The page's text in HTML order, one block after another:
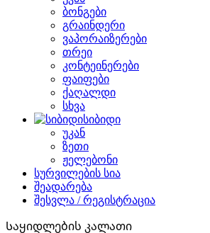
ბონგები
გრაინდერი
ვაპორაიზერები
თრეი
კონტეინერები
ფაიფები
ქაღალდი
სხვა
სიბიდი
უკან
ზეთი
ჟელებონი
სურვილების სია
შეადარება
შესვლა / რეგისტრაცია
Საყიდლების კალათი